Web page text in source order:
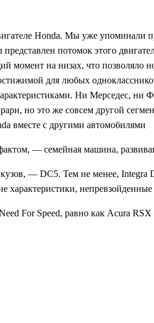
Honda. Мы уже
потомок этого
момент на низах, что позволяло
для любых
Ни Мерседес,
но это же совсем другой
вместе с другими автомобилями
— семейная машина,
— DC5. Тем не менее, Integra
For Speed, равно как Acura